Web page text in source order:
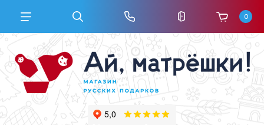
0